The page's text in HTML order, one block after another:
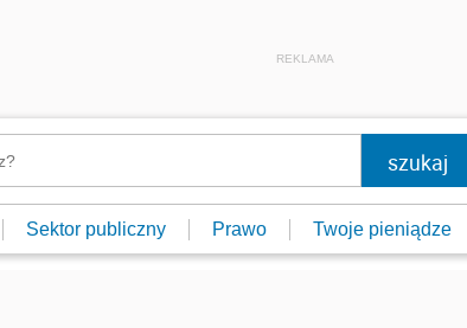
REKLAMA
Sektor publiczny Prawo Twoje pieniądze